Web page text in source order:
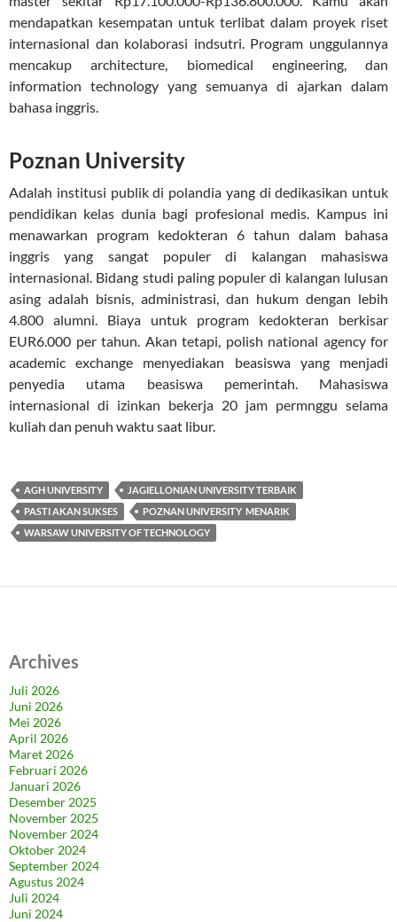
mendapatkan kesempatan untuk terlibat dalam proyek riset
internasional dan kolaborasi indsutri. Program unggulannya
mencakup architecture, biomedical engineering, dan
information technology yang semuanya di ajarkan dalam
bahasa inggris.
Poznan University
Adalah institusi publik di polandia yang di dedikasikan untuk
pendidikan kelas dunia bagi profesional medis. Kampus ini
menawarkan program kedokteran 6 tahun dalam bahasa
inggris yang sangat populer di kalangan mahasiswa
internasional. Bidang studi paling populer di kalangan lulusan
asing adalah bisnis, administrasi, dan hukum dengan lebih
4.800 alumni. Biaya untuk program kedokteran berkisar
EUR6.000 per tahun. Akan tetapi, polish national agency for
academic exchange menyediakan beasiswa yang menjadi
penyedia utama beasiswa pemerintah. Mahasiswa
internasional di izinkan bekerja 20 jam permnggu selama
kuliah dan penuh waktu saat libur.
AGH UNIVERSITY
JAGIELLONIAN UNIVERSITY TERBAIK
PASTI AKAN SUKSES
POZNAN UNIVERSITY MENARIK
WARSAW UNIVERSITY OF TECHNOLOGY
Archives
Juli 2026
Juni 2026
Mei 2026
April 2026
Maret 2026
Februari 2026
Januari 2026
Desember 2025
November 2025
November 2024
Oktober 2024
September 2024
Agustus 2024
Juli 2024
Juni 2024